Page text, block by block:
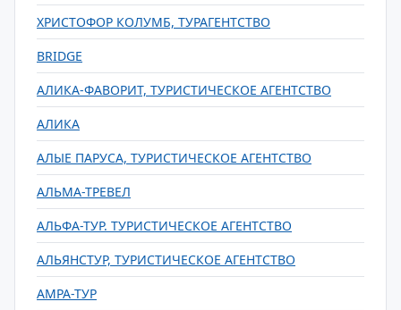
ХРИСТОФОР КОЛУМБ, ТУРАГЕНТСТВО
BRIDGE
АЛИКА-ФАВОРИТ, ТУРИСТИЧЕСКОЕ АГЕНТСТВО
АЛИКА
АЛЫЕ ПАРУСА, ТУРИСТИЧЕСКОЕ АГЕНТСТВО
АЛЬМА-ТРЕВЕЛ
АЛЬФА-ТУР. ТУРИСТИЧЕСКОЕ АГЕНТСТВО
АЛЬЯНСТУР, ТУРИСТИЧЕСКОЕ АГЕНТСТВО
АМРА-ТУР